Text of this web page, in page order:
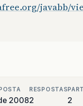
javabb/
2008
RESPOSTAS
2 2